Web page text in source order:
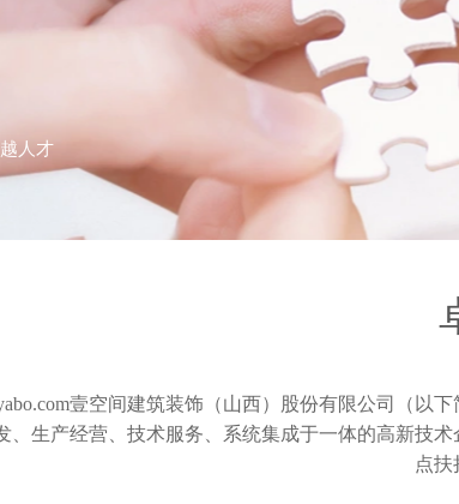
人才
壹空间建筑装饰（山西）股份有限公司（以
、生产经营、技术服务、系统集成于一体的高新技
点扶